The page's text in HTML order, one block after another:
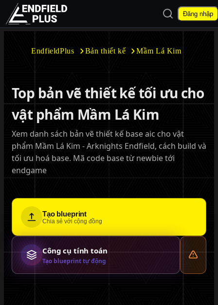
EndfieldPlus
menu con
Mở tìm kiếmĐăng nhập
EndfieldPlus Bản thiết kế Mầm Lá Kim
Top bản vẽ thiết kế tối ưu cho
vật phẩm Mầm Lá Kim
Xem danh sách bản vẽ thiết kế base aic cho vật
phẩm Mầm Lá Kim - Arknights Endfield, cách build và
tối ưu hoá base. Mã code base từ newbie tới
endgame
Tạo blueprint
Chia sẻ với cộng đồng
Công cụ tính toán
Tạo blueprint tự động